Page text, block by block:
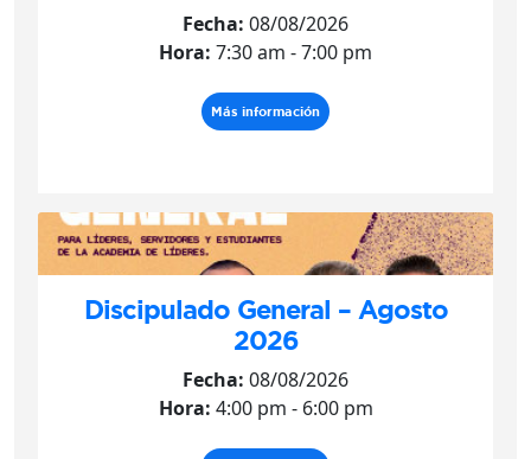
Fecha: 08/08/2026
Hora: 7:30 am - 7:00 pm
Más información
Discipulado General – Agosto
2026
Fecha: 08/08/2026
Hora: 4:00 pm - 6:00 pm